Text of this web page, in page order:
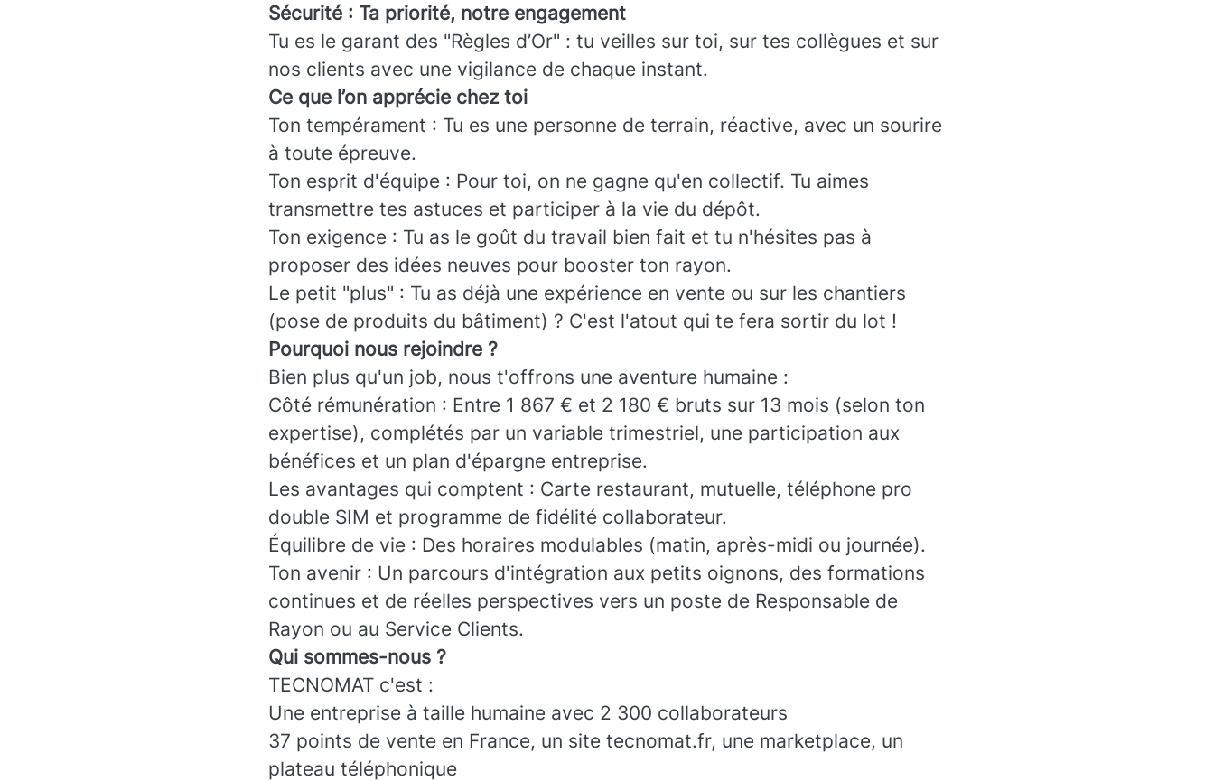
Sécurité : Ta priorité, notre engagement
Tu es le garant des "Règles d’Or" : tu veilles sur toi, sur tes collègues et sur
nos clients avec une vigilance de chaque instant.
Ce que l’on apprécie chez toi
Ton tempérament : Tu es une personne de terrain, réactive, avec un sourire
à toute épreuve.
Ton esprit d'équipe : Pour toi, on ne gagne qu'en collectif. Tu aimes
transmettre tes astuces et participer à la vie du dépôt.
Ton exigence : Tu as le goût du travail bien fait et tu n'hésites pas à
proposer des idées neuves pour booster ton rayon.
Le petit "plus" : Tu as déjà une expérience en vente ou sur les chantiers
(pose de produits du bâtiment) ? C'est l'atout qui te fera sortir du lot !
Pourquoi nous rejoindre ?
Bien plus qu'un job, nous t'offrons une aventure humaine :
Côté rémunération : Entre 1 867 € et 2 180 € bruts sur 13 mois (selon ton
expertise), complétés par un variable trimestriel, une participation aux
bénéfices et un plan d'épargne entreprise.
Les avantages qui comptent : Carte restaurant, mutuelle, téléphone pro
double SIM et programme de fidélité collaborateur.
Équilibre de vie : Des horaires modulables (matin, après-midi ou journée).
Ton avenir : Un parcours d'intégration aux petits oignons, des formations
continues et de réelles perspectives vers un poste de Responsable de
Rayon ou au Service Clients.
Qui sommes-nous ?
TECNOMAT c'est :
Une entreprise à taille humaine avec 2 300 collaborateurs
37 points de vente en France, un site tecnomat.fr, une marketplace, un
plateau téléphonique